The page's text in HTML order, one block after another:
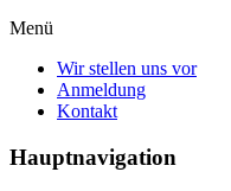
Menü
Wir stellen uns vor
Anmeldung
Kontakt
Hauptnavigation